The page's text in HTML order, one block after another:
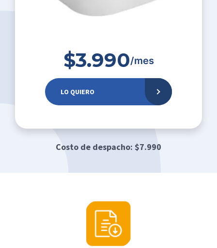
$3.990/mes
LO QUIERO
Costo de despacho: $7.990